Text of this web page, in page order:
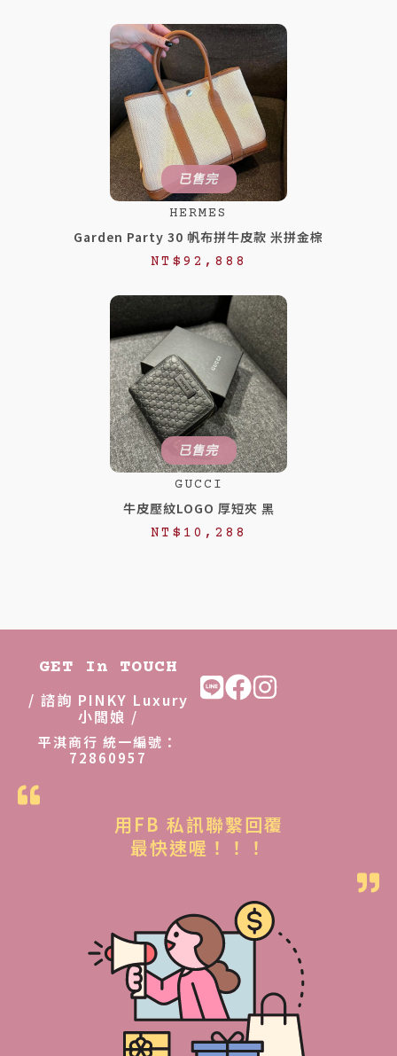
已售完
HERMES
Garden Party 30 帆布拼牛皮款 米拼金棕
NT$ 92,888
已售完
GUCCI
牛皮壓紋LOGO 厚短夾 黑
NT$ 10,288
GET In TOUCH
/ 諮詢 PINKY Luxury
小闆娘 /
平淇商行 統一編號：
72860957
用FB 私訊聯繫回覆
最快速喔！！！